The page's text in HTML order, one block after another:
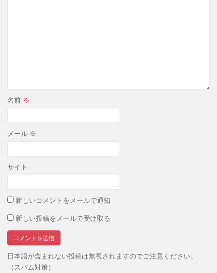
名前 ※
メール ※
サイト
新しいコメントをメールで通知
新しい投稿をメールで受け取る
日本語が含まれない投稿は無視されますのでご注意ください。
（スパム対策）